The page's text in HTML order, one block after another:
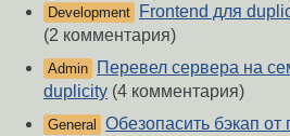
Development
Frontend для
(2 комментария)
Admin
Перевел сервера на
duplicity (4 комментария)
General Обезопасить бэкап